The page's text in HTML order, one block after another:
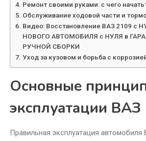
Ремонт своими руками: с чего
Обслуживание ходовой части и
Видео: Восстановление ВАЗ 2109 с
НОВОГО АВТОМОБИЛЯ c НУЛЯ в
РУЧНОЙ СБОРКИ
Уход за кузовом и борьба с
Основные
эксплуатации ВАЗ
Правильная эксплуатация